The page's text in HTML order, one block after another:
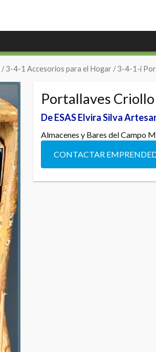
/3-4-1 Accesorios para el Hogar /3-4-1-i
Portallaves Criollo
De ESAS Elvira Silva
Almacenes y Bares del Campo
CONTACTAR